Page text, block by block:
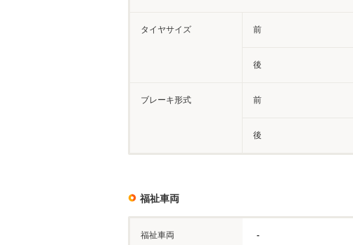
タイヤサイズ 前
後
ブレーキ形式 前
後
福祉車両
福祉車両 -